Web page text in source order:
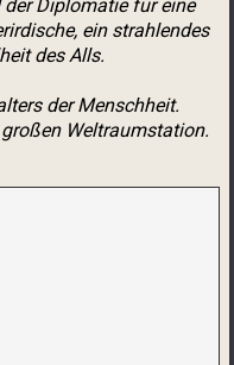
der Diplomatie für eine
ein strahlendes
des Alls.
der Menschheit.
Weltraumstation.